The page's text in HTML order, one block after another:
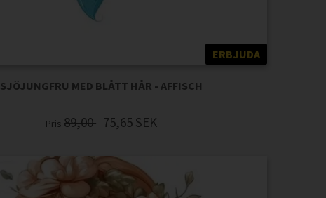
ERBJUDA
SJÖJUNGFRU MED BLÅTT HÅR - AFFISCH
Pris89,00 75,65 SEK